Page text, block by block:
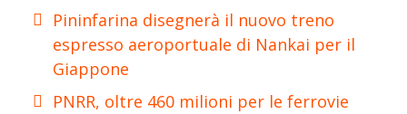
Pininfarina disegnerà il nuovo treno
espresso aeroportuale di Nankai per il
Giappone
PNRR, oltre 460 milioni per le ferrovie